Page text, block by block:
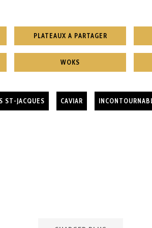
PLATEAUX A PARTAGER
WOKS
ST-JACQUES CAVIAR